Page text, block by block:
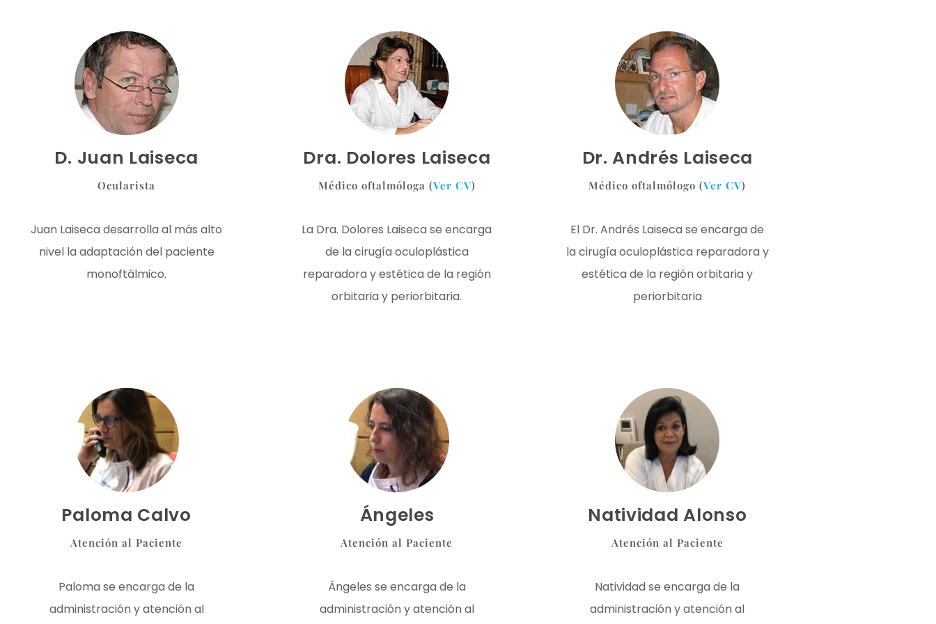
D. Juan Laiseca
Ocularista
Juan Laiseca desarrolla al más alto
nivel la adaptación del paciente
monoftálmico.
Dra. Dolores Laiseca
Médico oftalmóloga (Ver CV)
La Dra. Dolores Laiseca se encarga
de la cirugía oculoplástica
reparadora y estética de la región
orbitaria y periorbitaria.
Dr. Andrés Laiseca
Médico oftalmólogo (Ver CV)
El Dr. Andrés Laiseca se encarga de
la cirugía oculoplástica reparadora y
estética de la región orbitaria y
periorbitaria
Paloma Calvo
Atención al Paciente
Paloma se encarga de la
administración y atención al
Ángeles
Atención al Paciente
Ángeles se encarga de la
administración y atención al
Natividad Alonso
Atención al Paciente
Natividad se encarga de la
administración y atención al